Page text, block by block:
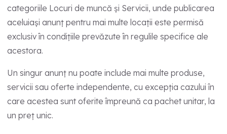
categoriile Locuri de muncă și Servicii, unde publicarea
aceluiași anunț pentru mai multe locații este permisă
exclusiv în condițiile prevăzute în regulile specifice ale
acestora.
Un singur anunț nu poate include mai multe produse,
servicii sau oferte independente, cu excepția cazului în
care acestea sunt oferite împreună ca pachet unitar, la
un preț unic.